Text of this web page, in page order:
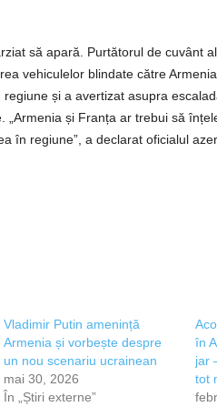
să apară. Purtătorul de cuvânt
vehiculelor blindate către
și a avertizat asupra
„Armenia și Franța ar trebui să
în regiune”, a declarat oficialul azer.
Vladimir Putin amenință
Armenia și vorbește despre
un nou scenariu ucrainean
mai 30, 2026
În „Știri externe”
în
jar
tot